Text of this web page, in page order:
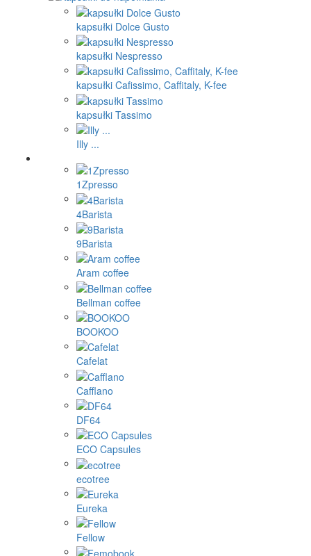
kapsułki Dolce Gusto
kapsułki Nespresso
kapsułki Cafissimo, Caffitaly, K-fee
kapsułki Tassimo
Illy ...
1Zpresso
4Barista
9Barista
Aram coffee
Bellman coffee
BOOKOO
Cafelat
Cafflano
DF64
ECO Capsules
ecotree
Eureka
Fellow